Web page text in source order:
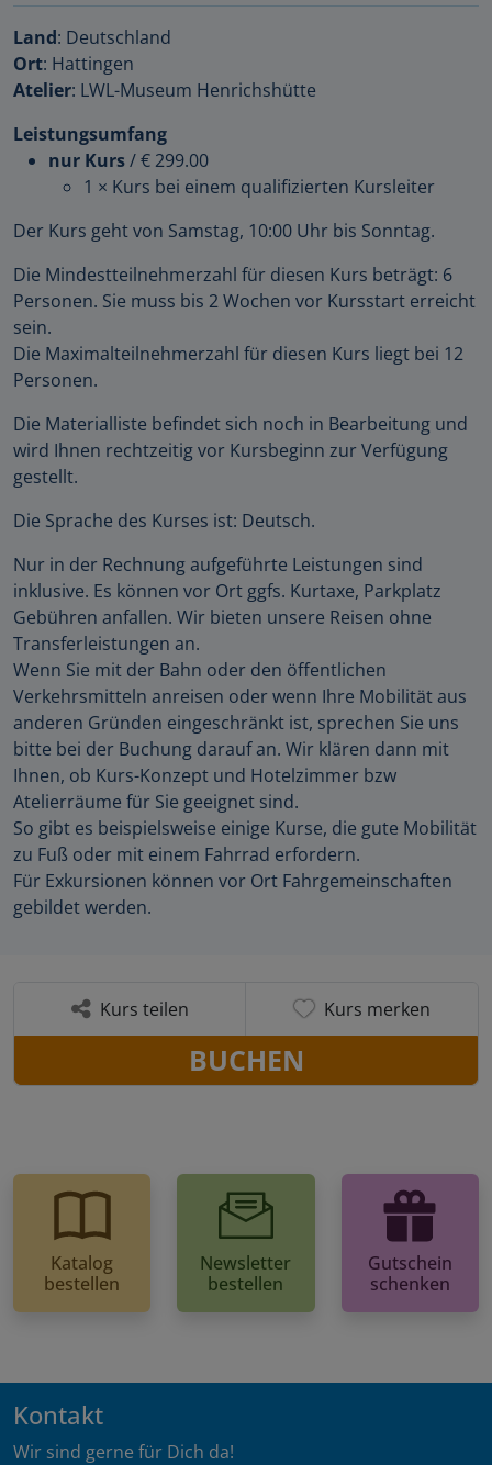
Land: Deutschland
Ort: Hattingen
Atelier: LWL-Museum Henrichshütte
Leistungsumfang
nur Kurs/€ 299.00
1 × Kurs bei einem qualifizierten Kursleiter
Der Kurs geht von Samstag, 10:00 Uhr bis Sonntag.
Die Mindestteilnehmerzahl für diesen Kurs beträgt: 6
Personen. Sie muss bis 2 Wochen vor Kursstart erreicht
sein.
Die Maximalteilnehmerzahl für diesen Kurs liegt bei 12
Personen.
Die Materialliste befindet sich noch in Bearbeitung und
wird Ihnen rechtzeitig vor Kursbeginn zur Verfügung
gestellt.
Die Sprache des Kurses ist: Deutsch.
Nur in der Rechnung aufgeführte Leistungen sind
inklusive. Es können vor Ort ggfs. Kurtaxe, Parkplatz
Gebühren anfallen. Wir bieten unsere Reisen ohne
Transferleistungen an.
Wenn Sie mit der Bahn oder den öffentlichen
Verkehrsmitteln anreisen oder wenn Ihre Mobilität aus
anderen Gründen eingeschränkt ist, sprechen Sie uns
bitte bei der Buchung darauf an. Wir klären dann mit
Ihnen, ob Kurs-Konzept und Hotelzimmer bzw
Atelierräume für Sie geeignet sind.
So gibt es beispielsweise einige Kurse, die gute Mobilität
zu Fuß oder mit einem Fahrrad erfordern.
Für Exkursionen können vor Ort Fahrgemeinschaften
gebildet werden.
Kurs teilen Kurs merken
BUCHEN
Katalog
bestellen
Newsletter
bestellen
Gutschein
schenken
Kontakt
Wir sind gerne für Dich da!